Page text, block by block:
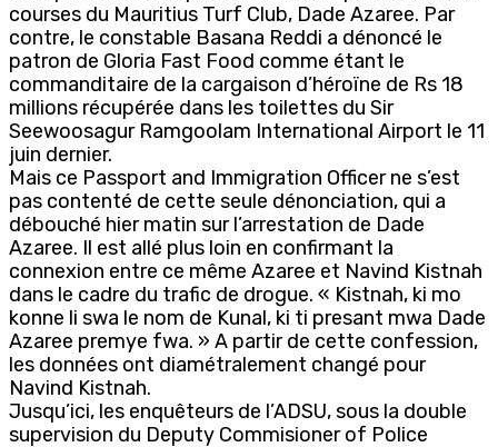
courses du Mauritius Turf Club, Dade Azaree. Par
contre, le constable Basana Reddi a dénoncé le
patron de Gloria Fast Food comme étant le
commanditaire de la cargaison d’héroïne de Rs 18
millions récupérée dans les toilettes du Sir
Seewoosagur Ramgoolam International Airport le 11
juin dernier.
Mais ce Passport and Immigration Officer ne s’est
pas contenté de cette seule dénonciation, qui a
débouché hier matin sur l’arrestation de Dade
Azaree. Il est allé plus loin en confirmant la
connexion entre ce même Azaree et Navind Kistnah
dans le cadre du trafic de drogue. « Kistnah, ki mo
konne li swa le nom de Kunal, ki ti presant mwa Dade
Azaree premye fwa. » A partir de cette confession,
les données ont diamétralement changé pour
Navind Kistnah.
Jusqu’ici, les enquêteurs de l’ADSU, sous la double
supervision du Deputy Commisioner of Police